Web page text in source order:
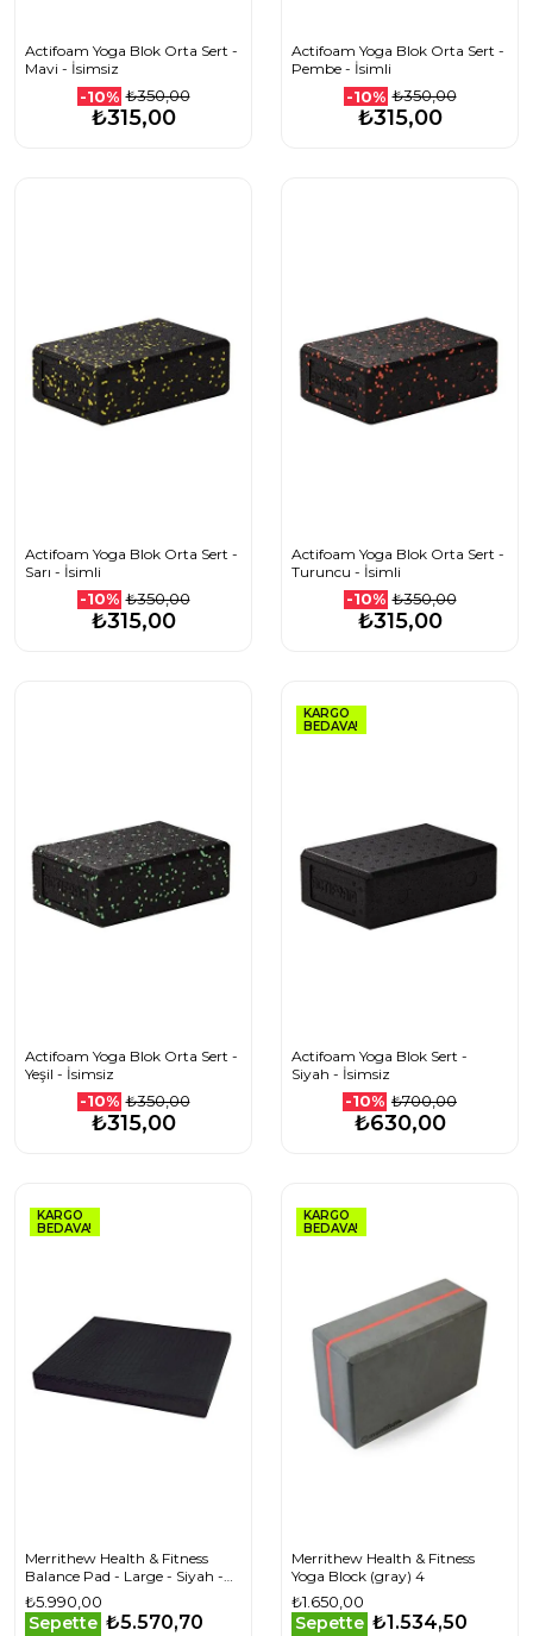
Actifoam Yoga Blok Orta Sert -
Mavi - İsimsiz
-10% ₺350,00
₺315,00
Actifoam Yoga Blok Orta Sert -
Pembe - İsimli
-10% ₺350,00
₺315,00
Actifoam Yoga Blok Orta Sert -
Sarı - İsimli
-10% ₺350,00
₺315,00
Actifoam Yoga Blok Orta Sert -
Turuncu - İsimli
-10% ₺350,00
₺315,00
Actifoam Yoga Blok Orta Sert -
Yeşil - İsimsiz
-10% ₺350,00
₺315,00
KARGO
BEDAVA!
Actifoam Yoga Blok Sert -
Siyah - İsimsiz
-10% ₺700,00
₺630,00
KARGO
BEDAVA!
Merrithew Health & Fitness
Balance Pad - Large - Siyah -
(ST-06243)
₺5.990,00
Sepette ₺5.570,70
KARGO
BEDAVA!
Merrithew Health & Fitness
Yoga Block (gray) 4
₺1.650,00
Sepette ₺1.534,50